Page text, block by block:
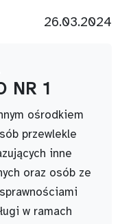
26.03.2024
NR 1
ośrodkiem
przewlekle
inne
oraz osób ze
w ramach